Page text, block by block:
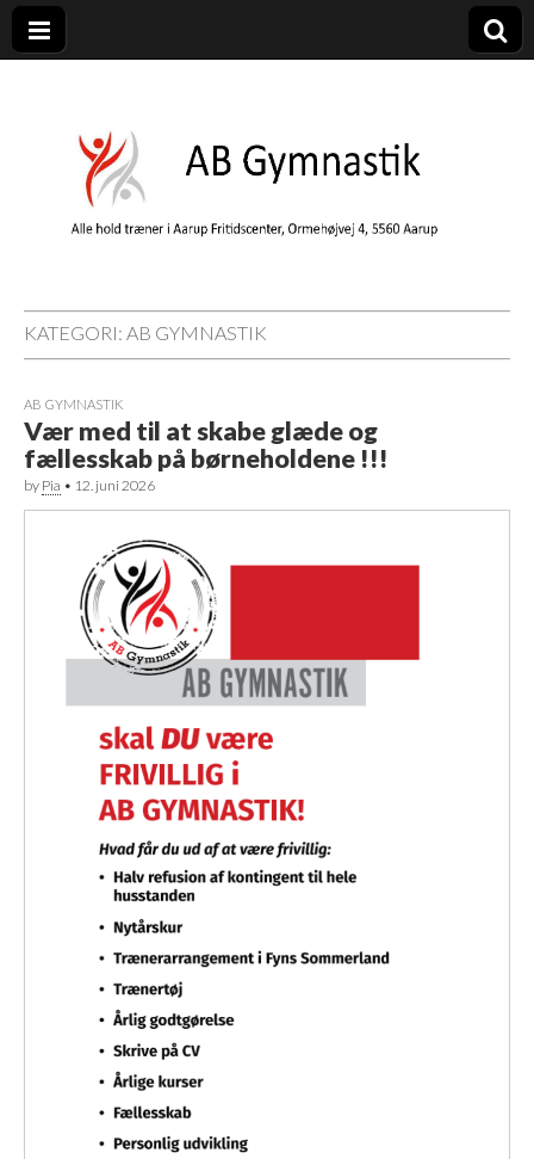
KATEGORI: AB GYMNASTIK
AB GYMNASTIK
Vær med til at skabe glæde og
fællesskab på børneholdene !!!
by Pia • 12. juni 2026